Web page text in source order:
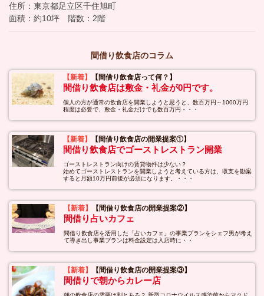
住所：東京都足立区千住旭町
面積：約10坪 階数：2階
間借り飲食店のコラム
【新着】 【間借り飲食店って何？】
間借り飲食店は敷金・礼金が0円です。
個人の方が通常の飲食店を開業しようと思うと、数百万円～1000万円
程度は必要で、敷金・礼金だけでも数百万円・・・
【新着】 【間借り飲食店の開業提案①】
間借り飲食店でゴーストレストラン開業
ゴーストレストラン向けの賃貸物件は少ない？
始めてゴーストレストランを開業しようと考えている方は、収支を勘案
すると月額10万円前後が必須になります。・・・
【新着】 【間借り飲食店の開業提案②】
間借り占いカフェ
間借り飲食店を活用した「占いカフェ」の事業プランをシェフ男が考え
て導き出し事業プランは料金設定は入店時に・・
【新着】 【間借り飲食店の開業提案③】
間借りで朝からカレー店